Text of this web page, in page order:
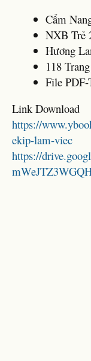
Cẩm
NXB Trẻ
Hương
118 Trang
File PDF-
Link Download
https://
ekip-lam-viec
https://